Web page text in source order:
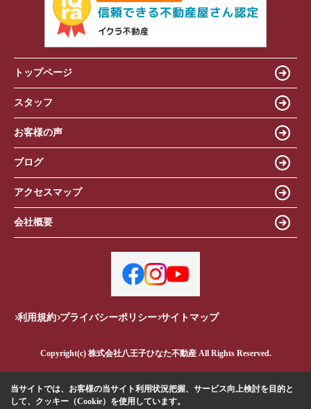
トップページ
スタッフ
お客様の声
ブログ
アクセスマップ
会社概要
利用規約 プライバシーポリシー サイトマップ
Copyright(c) 株式会社八王子ひなた不動産 All Rights Reserved.
当サイトでは、お客様の当サイト利用状況把握、サービス向上検討を目的と
して、クッキー（Cookie）を使用しています。